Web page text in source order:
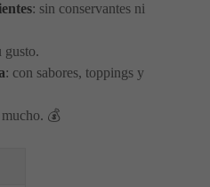
: sin conservantes ni
gusto.
: con sabores, toppings y
💰